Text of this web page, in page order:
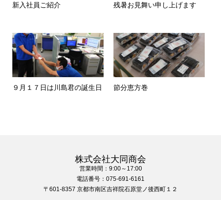
新入社員ご紹介 残暑お見舞い申し上げます
９月１７日は川島君の誕生日 節分恵方巻
株式会社大同商会
営業時間：9:00～17:00
電話番号：075-691-6161
〒601-8357 京都市南区吉祥院石原堂ノ後西町１２